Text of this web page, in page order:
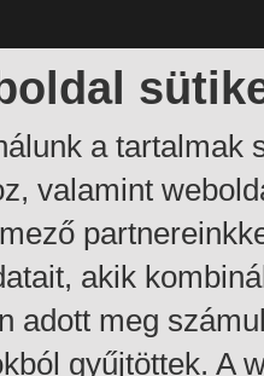
a tartalmak
valamint
akik
adott meg
gyűjtöttek. A